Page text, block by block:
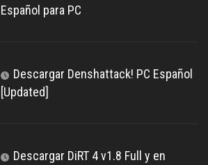
Español para PC
Descargar Denshattack! PC Español
[Updated]
Descargar DiRT 4 v1.8 Full y en